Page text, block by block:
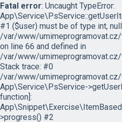
Fatal error: Uncaught TypeError:
#1 ($user) must be of type int,
/var/www/
on line 66 and defined in
/var/www/
Stack trace: #0
/var/www/
App\Service\PsService-
function]:
>progress() #2